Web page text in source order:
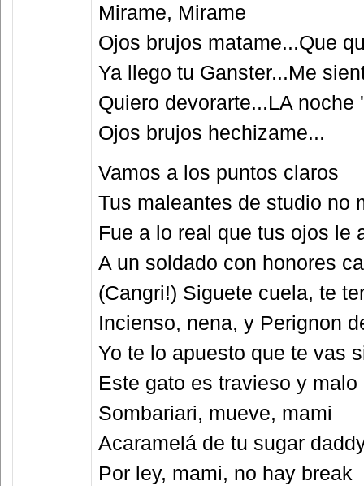
Mirame, Mirame
Ojos brujos matame...Que
Ya llego tu Ganster...Me
Quiero devorarte...LA noche
Ojos brujos hechizame...
Vamos a los puntos claros
Tus maleantes de studio no
Fue a lo real que tus ojos le
A un soldado con honores
(Cangri!) Siguete cuela, te
Incienso, nena, y Perignon
Yo te lo apuesto que te vas
Este gato es travieso y malo
Sombariari, mueve, mami
Acaramelá de tu sugar
Por ley, mami, no hay break